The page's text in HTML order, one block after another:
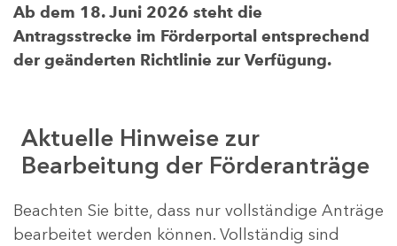
Ab dem 18. Juni 2026 steht die
Antragsstrecke im Förderportal entsprechend
der geänderten Richtlinie zur Verfügung.
Aktuelle Hinweise zur
Bearbeitung der Förderanträge
Beachten Sie bitte, dass nur vollständige Anträge
bearbeitet werden können. Vollständig sind